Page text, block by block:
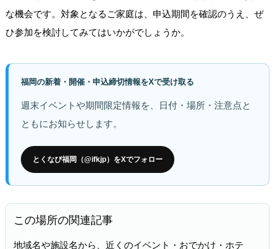
な機会です。対象となるご家庭は、申込期間を確認のうえ、ぜ
ひ参加を検討してみてはいかがでしょうか。
福岡の新着・開催・申込締切情報をXで受け取る
週末イベントや期間限定情報を、日付・場所・注意点と
ともにお知らせします。
とくなび福岡（@ifkjp）をXでフォロー
この場所の関連記事
地域名や施設名から、近くのイベント・おでかけ・ホテ